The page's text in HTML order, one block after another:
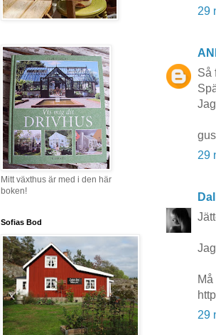
29
Så
29
29
Mitt växthus är med i den här
boken!
Sofias Bod